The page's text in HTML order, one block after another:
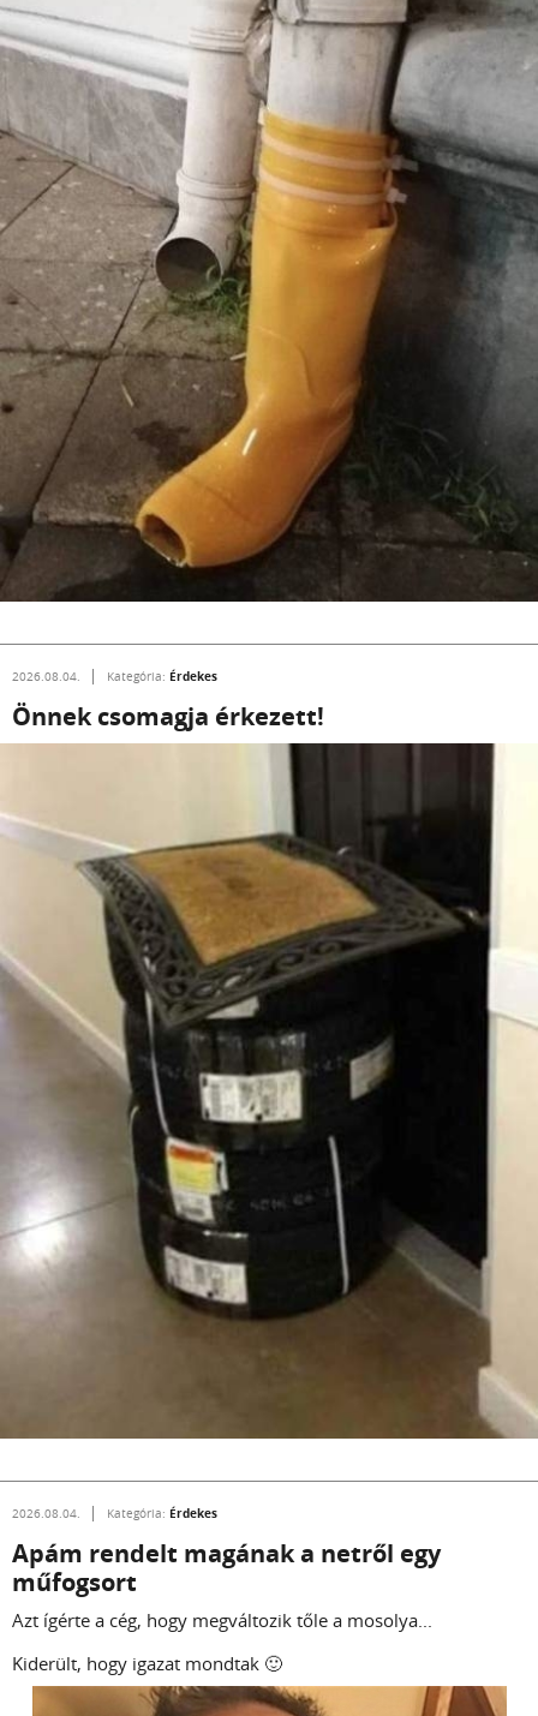
2026.08.04. Kategória: Érdekes
Önnek csomagja érkezett!
2026.08.04. Kategória: Érdekes
Apám rendelt magának a netről egy
műfogsort
Azt ígérte a cég, hogy megváltozik tőle a mosolya...
Kiderült, hogy igazat mondtak 🙂